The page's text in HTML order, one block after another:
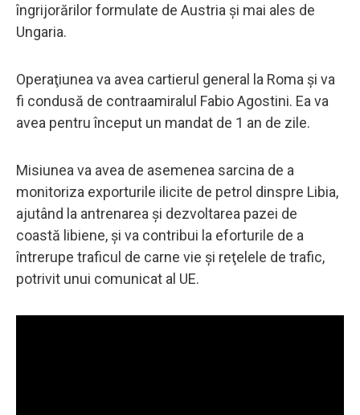
îngrijorărilor formulate de Austria şi mai ales de
Ungaria.
Operaţiunea va avea cartierul general la Roma şi va
fi condusă de contraamiralul Fabio Agostini. Ea va
avea pentru început un mandat de 1 an de zile.
Misiunea va avea de asemenea sarcina de a
monitoriza exporturile ilicite de petrol dinspre Libia,
ajutând la antrenarea şi dezvoltarea pazei de
coastă libiene, şi va contribui la eforturile de a
întrerupe traficul de carne vie şi reţelele de trafic,
potrivit unui comunicat al UE.